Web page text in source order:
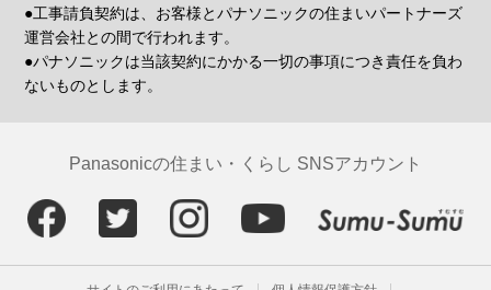
●工事請負契約は、お客様とパナソニックの住まいパートナーズ
運営会社との間で行われます。
●パナソニックは当該契約にかかる一切の事項につき責任を負わ
ないものとします。
Panasonicの住まい・くらし SNSアカウント